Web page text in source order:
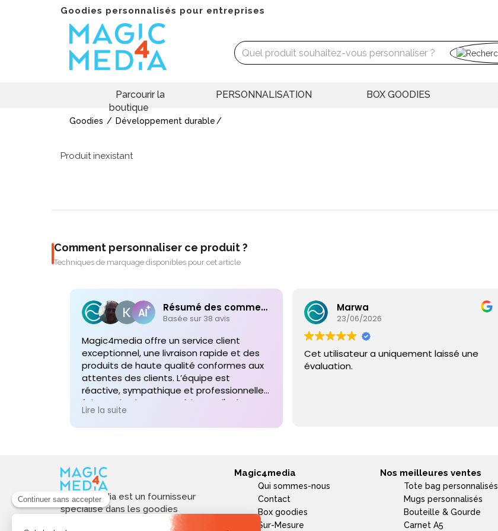
Goodies personnalisés pour entreprises
Parcourir la
boutique
PERSONNALISATION BOX GOODIES
Goodies Développement durable
Produit inexistant
Comment personnaliser ce produit ?
Techniques de marquage disponibles pour cet article
Résumé des commentaires
Basée sur 38 avis
Magic4media offre un service client
exceptionnel, une livraison rapide et des
produits de haute qualité conformes aux
attentes des clients. L’équipe est
réactive, sympathique et professionnelle,
faisant de chaque expérience d'achat un
plaisir. Je recommande vivement leurs
services pour toute commande future de
Lire la suite
Marwa
23/06/2026
Cet utilisateur a uniquement laissé une
évaluation.
Magic4media est un fournisseur
spécialisé dans les goodies
personnalisés et objets publicitaires
Magic4media
Qui sommes-nous
Contact
Box goodies
Sur-Mesure
Nos meilleures ventes
Tote bag personnalisés
Mugs personnalisés
Bouteille & Gourde
Carnet A5